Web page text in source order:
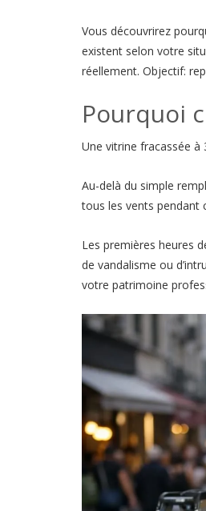
Vous découvrirez
existent selon votre
réellement. Objectif:
Pourquoi
Une vitrine fracassée à
Au-delà du simple
tous les vents pendant
Les premières heures
de vandalisme ou
votre patrimoine